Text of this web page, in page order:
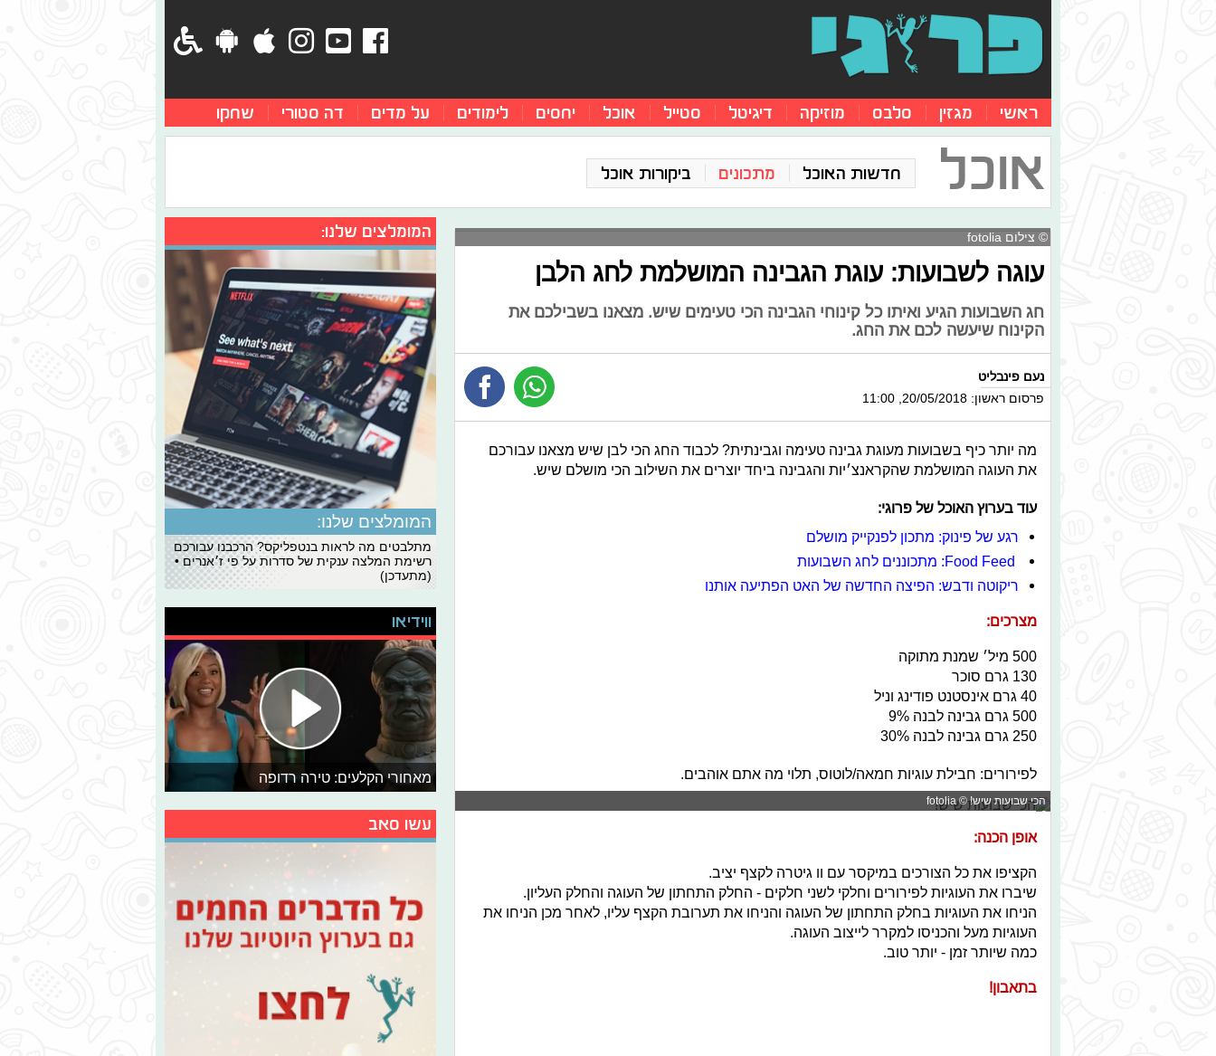
ראשי מגזין סלבס מוזיקה דיגיטל סטייל אוכל יחסים לימודים על מדים דה סטורי שחקו
אוכל חדשות האוכל מתכונים ביקורות אוכל
© צילום fotolia
עוגה לשבועות: עוגת הגבינה המושלמת לחג הלבן
חג השבועות הגיע ואיתו כל קינוחי הגבינה הכי טעימים שיש. מצאנו בשבילכם את
הקינוח שיעשה לכם את החג.
נעם פינבליט
פרסום ראשון: 20/05/2018, 11:00
מה יותר כיף בשבועות מעוגת גבינה טעימה וגבינתית? לכבוד החג הכי לבן שיש מצאנו עבורכם
את העוגה המושלמת שהקראנצ׳יות והגבינה ביחד יוצרים את השילוב הכי מושלם שיש.
עוד בערוץ האוכל של פרוגי:
רגע של פינוק: מתכון לפנקייק מושלם
Food Feed: מתכוננים לחג השבועות
ריקוטה ודבש: הפיצה החדשה של האט הפתיעה אותנו
מצרכים:
500 מיל׳ שמנת מתוקה
130 גרם סוכר
40 גרם אינסטנט פודינג וניל
500 גרם גבינה לבנה 9%
250 גרם גבינה לבנה 30%
לפירורים: חבילת עוגיות חמאה/לוטוס, תלוי מה אתם אוהבים.
הכי שבועות שיש! © fotolia
אופן הכנה:
הקציפו את כל הצורכים במיקסר עם וו גיטרה לקצף יציב.
שיברו את העוגיות לפירורים וחלקי לשני חלקים - החלק התחתון של העוגה והחלק העליון.
הניחו את העוגיות בחלק התחתון של העוגה והניחו את תערובת הקצף עליו, לאחר מכן הניחו את
העוגיות מעל והכניסו למקרר לייצוב העוגה.
כמה שיותר זמן - יותר טוב.
בתאבון!
המומלצים שלנו:
המומלצים שלנו:
מתלבטים מה לראות בנטפליקס? הרכבנו עבורכם
רשימת המלצה ענקית של סדרות על פי ז׳אנרים •
(מתעדכן)
ווידיאו
מאחורי הקלעים: טירה רדופה
עשו סאב